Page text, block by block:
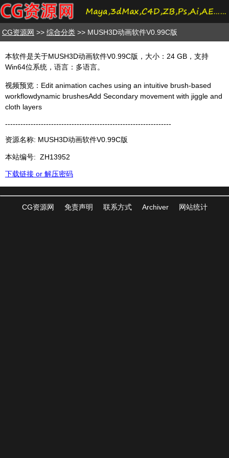
CG资源网 >> 综合分类 >> MUSH3D动画软件V0.99C版
本软件是关于MUSH3D动画软件V0.99C版，大小：24 GB，支持
Win64位系统，语言：多语言。
视频预览：Edit animation caches using an intuitive brush-based
workflowdynamic brushesAdd Secondary movement with jiggle and
cloth layers
-----------------------------------------------------------------
资源名称: MUSH3D动画软件V0.99C版
本站编号: ZH13952
下载链接 or 解压密码
CG资源网 免责声明 联系方式 Archiver 网站统计